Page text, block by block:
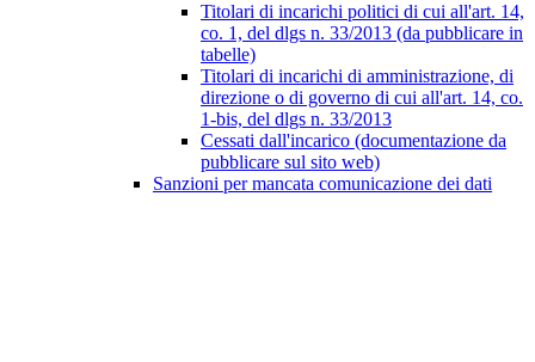
Titolari di incarichi politici di cui all'art. 14,
co. 1, del dlgs n. 33/2013 (da pubblicare in
tabelle)
Titolari di incarichi di amministrazione, di
direzione o di governo di cui all'art. 14, co.
1-bis, del dlgs n. 33/2013
Cessati dall'incarico (documentazione da
pubblicare sul sito web)
Sanzioni per mancata comunicazione dei dati